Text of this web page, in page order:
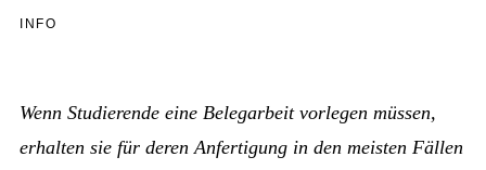
INFO
Wenn Studierende eine Belegarbeit vorlegen müssen,
erhalten sie für deren Anfertigung in den meisten Fällen